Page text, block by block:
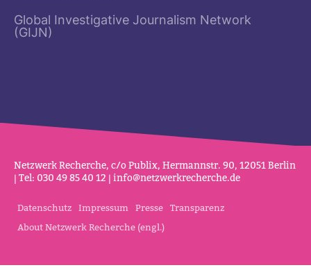
Global Investigative Journalism Network
(GIJN)
Netz­werk Recherche, c/o Publix, Her­mannstr. 90, 12051 Berlin
| Tel: 030 49 85 40 12 | info@netz­werk­re­cherche.de
Datenschutz Impressum Presse Transparenz
About Netzwerk Recherche (engl.)